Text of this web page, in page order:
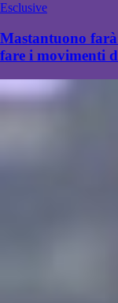
Esclusive
Mastantuono
fare i movimenti